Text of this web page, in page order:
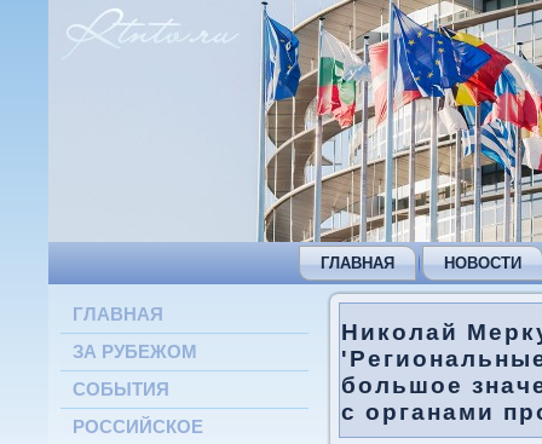
ГЛАВНАЯ НОВОСТИ
ГЛАВНАЯ
ЗА РУБЕЖОМ
СОБЫТИЯ
РОССИЙСКОЕ
Николай
большое
с органами